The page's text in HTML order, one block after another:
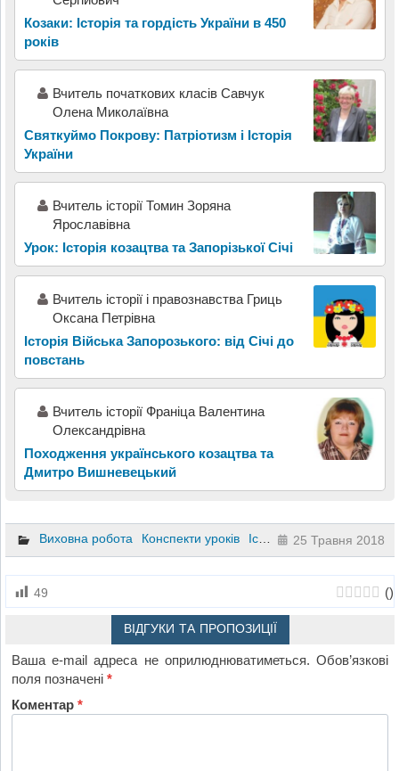
Козаки: Історія та гордість України в 450
років
Вчитель початкових класів Савчук
Олена Миколаївна
Святкуймо Покрову: Патріотизм і Історія
України
Вчитель історії Томин Зоряна
Ярославівна
Урок: Історія козацтва та Запорізької Січі
Вчитель історії і правознавства Гриць
Оксана Петрівна
Історія Війська Запорозького: від Січі до
повстань
Вчитель історії Франіца Валентина
Олександрівна
Походження українського козацтва та
Дмитро Вишневецький
Виховна робота Конспекти уроків Історія 11 клас
25 Травня 2018
49 ()
ВІДГУКИ ТА ПРОПОЗИЦІЇ
Ваша e-mail адреса не оприлюднюватиметься. Обов’язкові
поля позначені*
Коментар*